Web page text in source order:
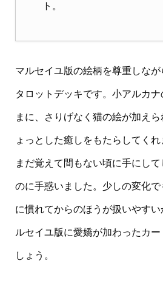
ト。
マルセイユ版の絵柄を尊重しな
タロットデッキです。小アルカ
まに、さりげなく猫の絵が加え
ょっとした癒しをもたらしてく
まだ覚えて間もない頃に手にし
のに手惑いました。少しの変化
に慣れてからのほうが扱いやす
ルセイユ版に愛嬌が加わったカ
しょう。